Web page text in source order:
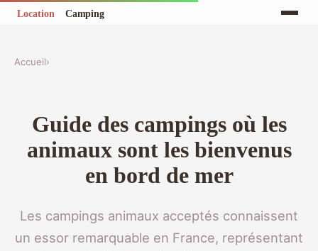
Accueil›
Guide des campings où les
animaux sont les bienvenus
en bord de mer
Les campings animaux acceptés connaissent
un essor remarquable en France, représentant